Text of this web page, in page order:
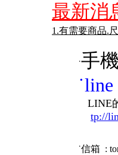
最新消
1.有需要商品.
˙手
˙line
LINE的ID
tp://
˙信箱 :